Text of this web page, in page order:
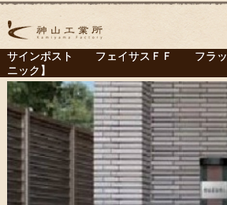
サインポスト フェイサスＦＦ フラ
ニック】